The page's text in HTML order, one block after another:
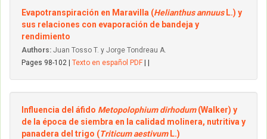
Evapotranspiración en Maravilla (Helianthus annuus L.) y
sus relaciones con evaporación de bandeja y
rendimiento
Authors: Juan Tosso T. y Jorge Tondreau A.
Pages 98-102 | Texto en español PDF
Influencia del áfido Metopolophium dirhodum(Walker) y
de la época de siembra en la calidad molinera, nutritiva y
panadera del trigo (Triticum aestivum L.)